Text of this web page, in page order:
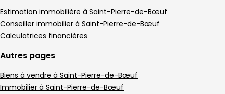
Estimation immobilière à Saint-Pierre-de-Bœuf
Conseiller immobilier à Saint-Pierre-de-Bœuf
Calculatrices financières
Autres pages
Biens à vendre à Saint-Pierre-de-Bœuf
Immobilier à Saint-Pierre-de-Bœuf